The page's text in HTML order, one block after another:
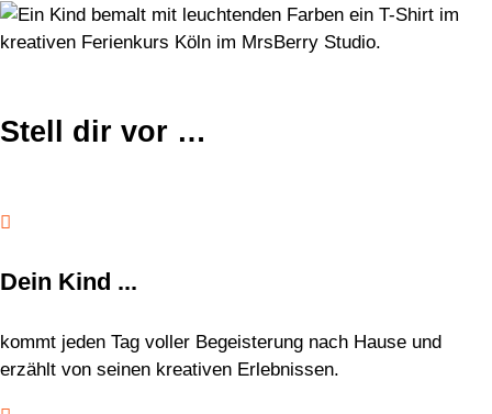
Stell dir vor …

Dein Kind ...
kommt jeden Tag voller Begeisterung nach Hause und
erzählt von seinen kreativen Erlebnissen.